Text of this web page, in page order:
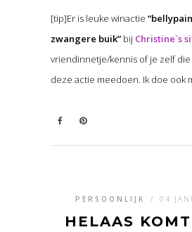
[tip]Er is leuke winactie
zwangere buik”bij Christine`s
vriendinnetje/kennis of je zelf die
deze actie meedoen. Ik doe ook
PERSOONLIJK / 04
HELAAS